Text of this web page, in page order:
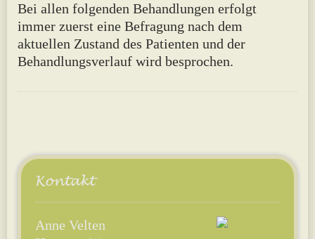
Bei allen folgenden Behandlungen erfolgt
immer zuerst eine Befragung nach dem
aktuellen Zustand des Patienten und der
Behandlungsverlauf wird besprochen.
Anne Velten